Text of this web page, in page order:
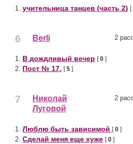
1. учительница танцев (часть 2) [
6 Berli 2
1. В дождливый вечер [0 ]
2. Пост № 17. [5 ]
7
Николай
Луговой
2
1. Люблю быть зависимой [0 ]
2. Сделай меня еще хуже [0 ]